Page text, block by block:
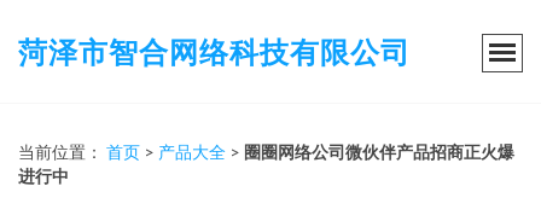
菏泽市智合网络科技有限公司
当前位置： 首页 > 产品大全 > 圈圈网络公司微伙伴产品招商正火爆
进行中